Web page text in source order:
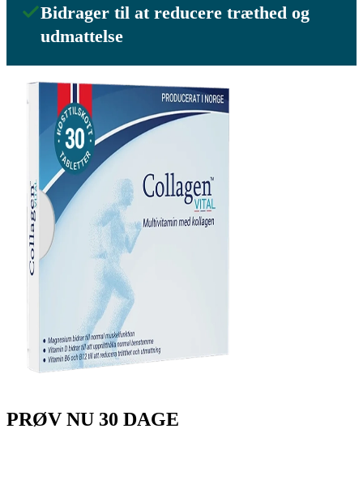
Bidrager til at reducere træthed og
udmattelse
PRØV NU 30 DAGE